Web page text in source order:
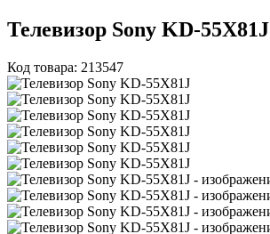
Телевизор Sony KD-55X81J
Код товара: 213547